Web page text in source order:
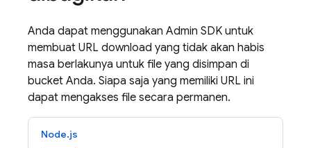
Anda dapat menggunakan Admin SDK untuk
membuat URL download yang tidak akan habis
masa berlakunya untuk file yang disimpan di
bucket Anda. Siapa saja yang memiliki URL ini
dapat mengakses file secara permanen.
Node.js